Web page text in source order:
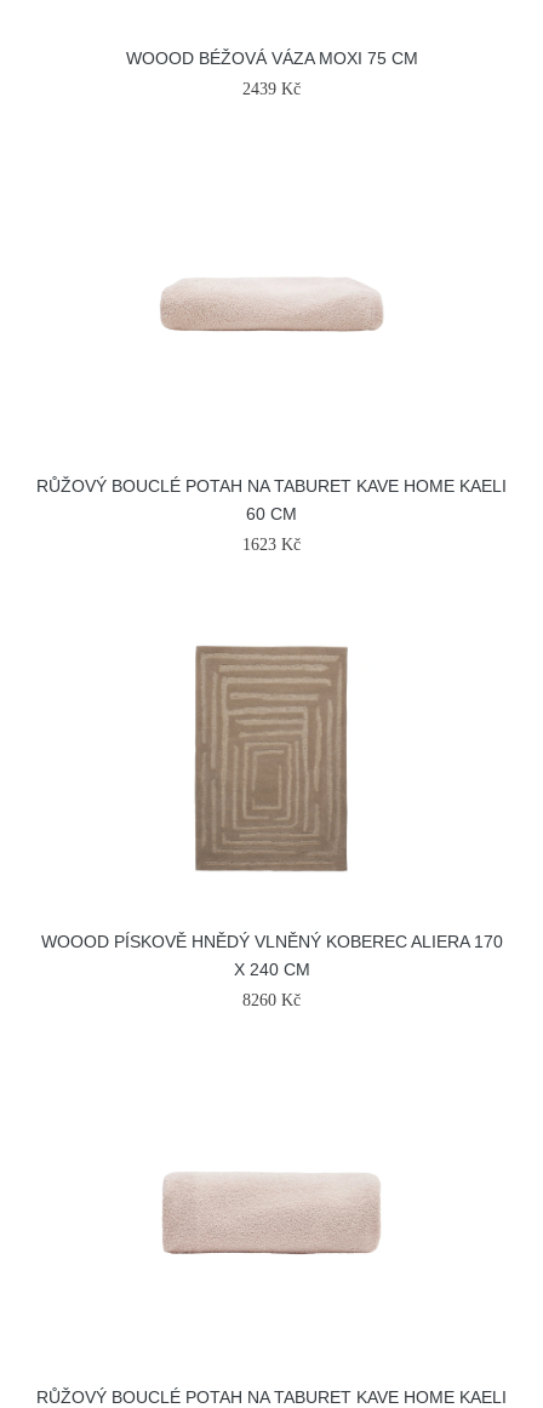
WOOOD BÉŽOVÁ VÁZA MOXI 75 CM
2439 Kč
RŮŽOVÝ BOUCLÉ POTAH NA TABURET KAVE HOME KAELI
60 CM
1623 Kč
WOOOD PÍSKOVĚ HNĚDÝ VLNĚNÝ KOBEREC ALIERA 170
X 240 CM
8260 Kč
RŮŽOVÝ BOUCLÉ POTAH NA TABURET KAVE HOME KAELI